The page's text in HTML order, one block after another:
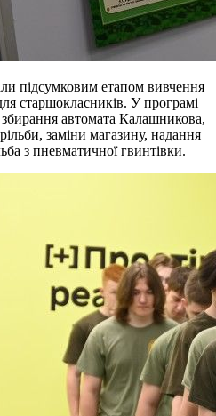
підсумковим етапом вивчення
старшокласників. У програмі
автомата Калашникова,
заміни магазину, надання
з пневматичної гвинтівки.